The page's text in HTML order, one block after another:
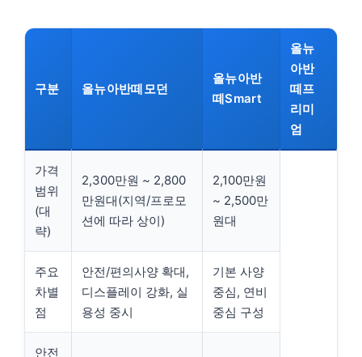
구분 올뉴아반떼모던
올뉴아반
떼Smart
올뉴
아반
떼프
리미
엄
가격
범위
(대
략)
2,300만원 ~ 2,800
만원대(지역/프로모
션에 따라 상이)
2,100만원
~ 2,500만
원대
주요
차별
점
안전/편의사양 확대,
디스플레이 강화, 실
용성 중시
기본 사양
중심, 연비
중심 구성
안전